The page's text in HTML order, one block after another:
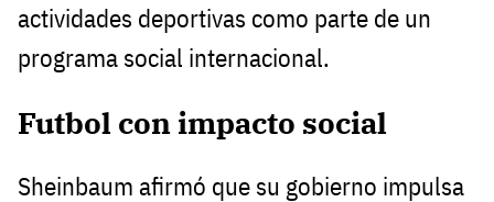
actividades deportivas como parte de un
programa social internacional.
Futbol con impacto social
Sheinbaum afirmó que su gobierno impulsa